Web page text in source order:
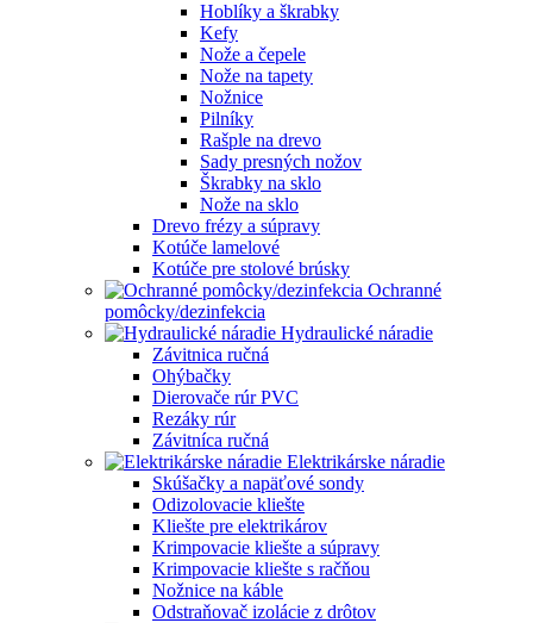
Hoblíky a škrabky
Kefy
Nože a čepele
Nože na tapety
Nožnice
Pilníky
Rašple na drevo
Sady presných nožov
Škrabky na sklo
Nože na sklo
Drevo frézy a súpravy
Kotúče lamelové
Kotúče pre stolové brúsky
Ochranné
pomôcky/dezinfekcia
Hydraulické náradie
Závitnica ručná
Ohýbačky
Dierovače rúr PVC
Rezáky rúr
Závitníca ručná
Elektrikárske náradie
Skúšačky a napäťové sondy
Odizolovacie kliešte
Kliešte pre elektrikárov
Krimpovacie kliešte a súpravy
Krimpovacie kliešte s račňou
Nožnice na káble
Odstraňovač izolácie z drôtov